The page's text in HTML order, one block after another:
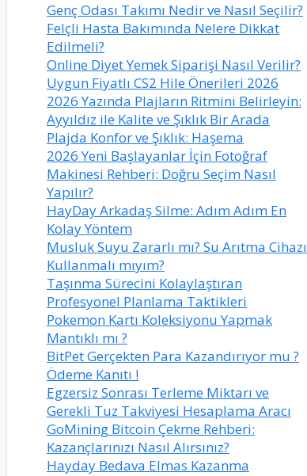
Genç Odası Takımı Nedir ve Nasıl Seçilir?
Felçli Hasta Bakımında Nelere Dikkat
Edilmeli?
Online Diyet Yemek Siparişi Nasıl Verilir?
Uygun Fiyatlı CS2 Hile Önerileri 2026
2026 Yazında Plajların Ritmini Belirleyin:
Ayyıldız ile Kalite ve Şıklık Bir Arada
Plajda Konfor ve Şıklık: Haşema
2026 Yeni Başlayanlar İçin Fotoğraf
Makinesi Rehberi: Doğru Seçim Nasıl
Yapılır?
HayDay Arkadaş Silme: Adım Adım En
Kolay Yöntem
Musluk Suyu Zararlı mı? Su Arıtma Cihazı
Kullanmalı mıyım?
Taşınma Sürecini Kolaylaştıran
Profesyonel Planlama Taktikleri
Pokemon Kartı Koleksiyonu Yapmak
Mantıklı mı ?
BitPet Gerçekten Para Kazandırıyor mu ?
Ödeme Kanıtı !
Egzersiz Sonrası Terleme Miktarı ve
Gerekli Tuz Takviyesi Hesaplama Aracı
GoMining Bitcoin Çekme Rehberi:
Kazançlarınızı Nasıl Alırsınız?
Hayday Bedava Elmas Kazanma